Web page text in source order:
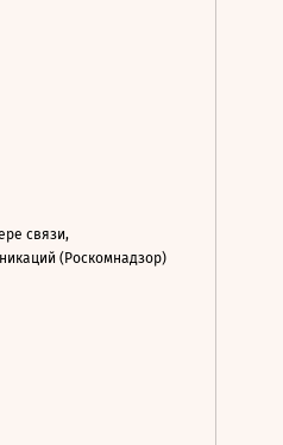
связи,
(Роскомнадзор)